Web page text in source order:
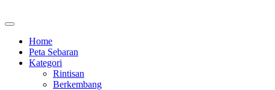
Home
Peta Sebaran
Kategori
Rintisan
Berkembang